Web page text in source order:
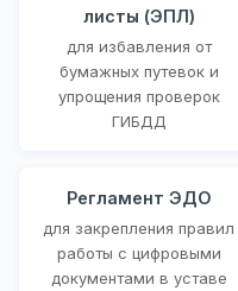
листы (ЭПЛ)
для избавления от
бумажных путевок и
упрощения проверок
ГИБДД
Регламент ЭДО
для закрепления правил
работы с цифровыми
документами в уставе